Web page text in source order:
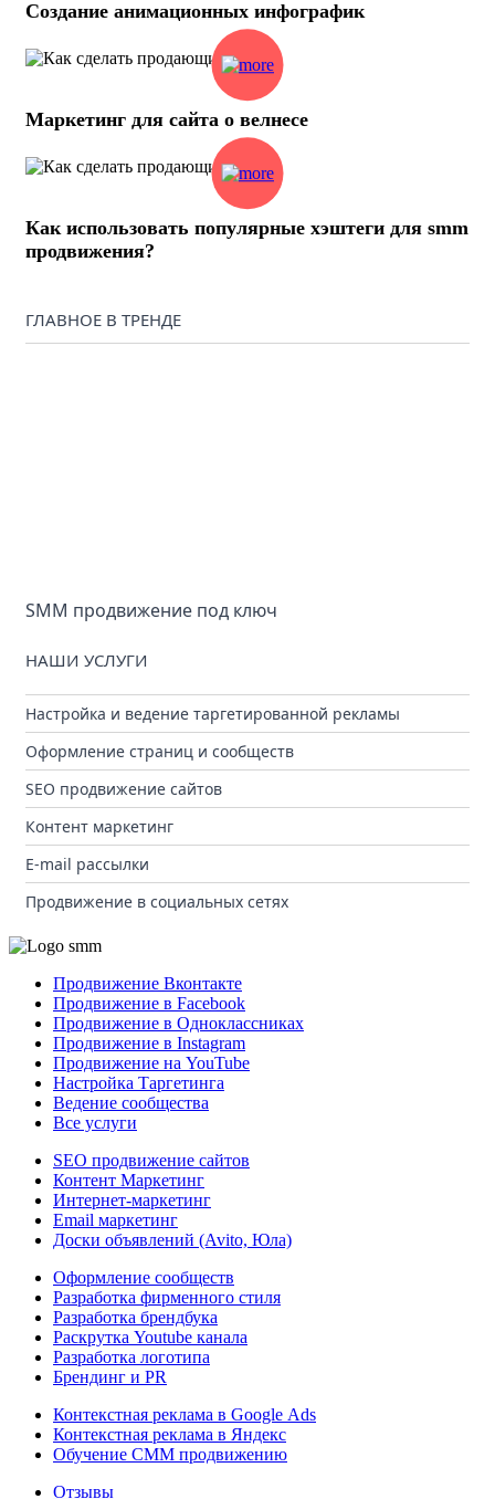
Создание анимационных инфографик
Маркетинг для сайта о велнесе
Как использовать популярные хэштеги для smm
продвижения?
ГЛАВНОЕ В ТРЕНДЕ
SMM продвижение под ключ
НАШИ УСЛУГИ
Настройка и ведение таргетированной рекламы
Оформление страниц и сообществ
SEO продвижение сайтов
Контент маркетинг
E-mail рассылки
Продвижение в социальных сетях
Продвижение Вконтакте
Продвижение в Facebook
Продвижение в Одноклассниках
Продвижение в Instagram
Продвижение на YouTube
Настройка Таргетинга
Ведение сообщества
Все услуги
SEO продвижение сайтов
Контент Маркетинг
Интернет-маркетинг
Email маркетинг
Доски объявлений (Avito, Юла)
Оформление сообществ
Разработка фирменного стиля
Разработка брендбука
Раскрутка Youtube канала
Разработка логотипа
Брендинг и PR
Контекстная реклама в Google Ads
Контекстная реклама в Яндекс
Обучение СММ продвижению
Отзывы